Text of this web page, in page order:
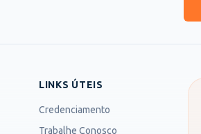
LINKS ÚTEIS
Credenciamento
Trabalhe Conosco